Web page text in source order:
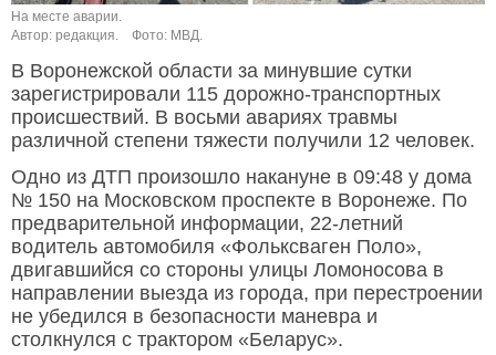
На месте аварии.
Автор: редакция.
Фото: МВД.
В Воронежской области за минувшие сутки
зарегистрировали 115 дорожно-транспортных
происшествий. В восьми авариях травмы
различной степени тяжести получили 12 человек.
Одно из ДТП произошло накануне в 09:48 у дома
№ 150 на Московском проспекте в Воронеже. По
предварительной информации, 22-летний
водитель автомобиля «Фольксваген Поло»,
двигавшийся со стороны улицы Ломоносова в
направлении выезда из города, при перестроении
не убедился в безопасности маневра и
столкнулся с трактором «Беларус».